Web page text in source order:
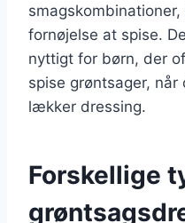
fornøjelse at spise.
nyttigt for børn, der
spise grøntsager,
lækker dressing.
Forskellige